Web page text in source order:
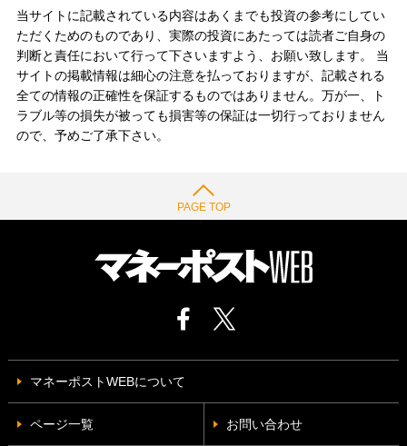
当サイトに記載されている内容はあくまでも投資の参考にしてい
ただくためのものであり、実際の投資にあたっては読者ご自身の
判断と責任において行って下さいますよう、お願い致します。 当
サイトの掲載情報は細心の注意を払っておりますが、記載される
全ての情報の正確性を保証するものではありません。万が一、ト
ラブル等の損失が被っても損害等の保証は一切行っておりません
ので、予めご了承下さい。
PAGE TOP
マネーポストWEBについて
ページ一覧 お問い合わせ